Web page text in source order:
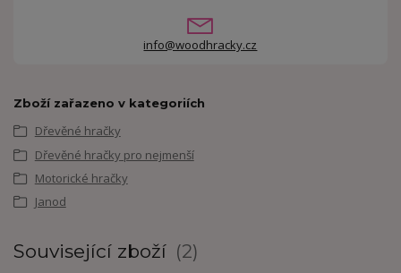
info@woodhracky.cz
Zboží zařazeno v kategoriích
Dřevěné hračky
Dřevěné hračky pro nejmenší
Motorické hračky
Janod
Související zboží 2